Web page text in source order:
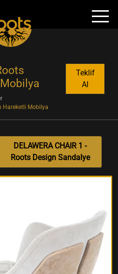
Teklif
Al
Hareketli Mobilya
DELAWERA CHAIR 1 -
Roots Design Sandalye